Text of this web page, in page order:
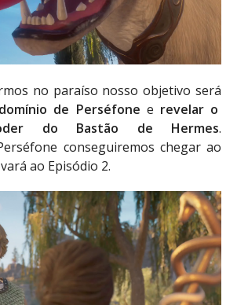
no paraíso nosso objetivo será
de Perséfone e revelar o
do Bastão de Hermes.
conseguiremos chegar ao
ao Episódio 2.